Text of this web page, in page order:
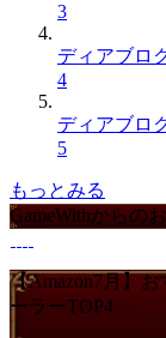
3
ディアブロ
4
ディアブロ
5
もっとみる
GameWithからの
【Amazon7月】
ーラーTOP4